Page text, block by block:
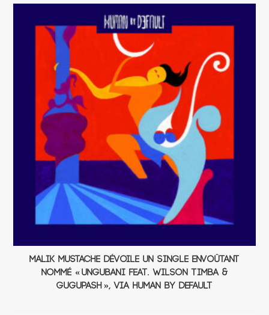
Malik Mustache dévoile un single envoûtant
nommé « Ungubani Feat. Wilson Timba &
GuguPash », via Human By Default